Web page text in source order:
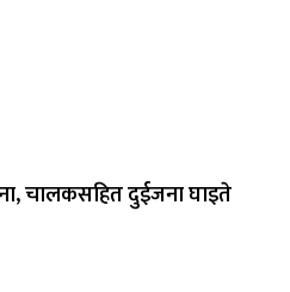
चालकसहित दुईजना घाइते